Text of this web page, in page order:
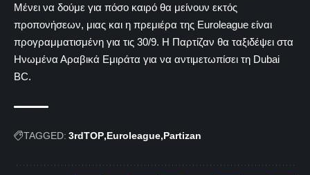
Μένει να δούμε για πόσο καιρό θα μείνουν εκτός
προπονήσεων, μιας και η πρεμιέρα της Euroleague είναι
προγραμματισμένη για τις 30/9. Η Παρτίζαν θα ταξιδέψει στα
Ηνωμένα Αραβικά Εμιράτα για να αντιμετωπίσει τη Dubai
BC.
TAGGED: 3rdTOP Euroleague Partizan